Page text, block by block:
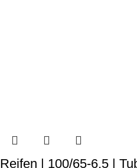
Reifen | 100/65-6,5 |